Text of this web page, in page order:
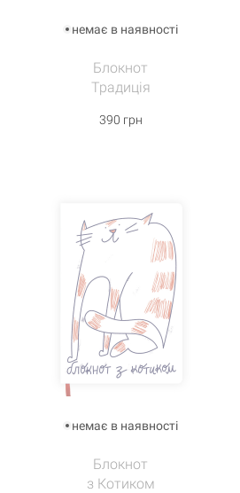
немає в наявності
Блокнот
Традиція
390 грн
немає в наявності
Блокнот
з Котиком